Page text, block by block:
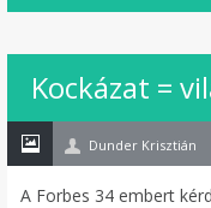
Kockázat =
26
jan
Dunder Krisztián
A Forbes 34 embert